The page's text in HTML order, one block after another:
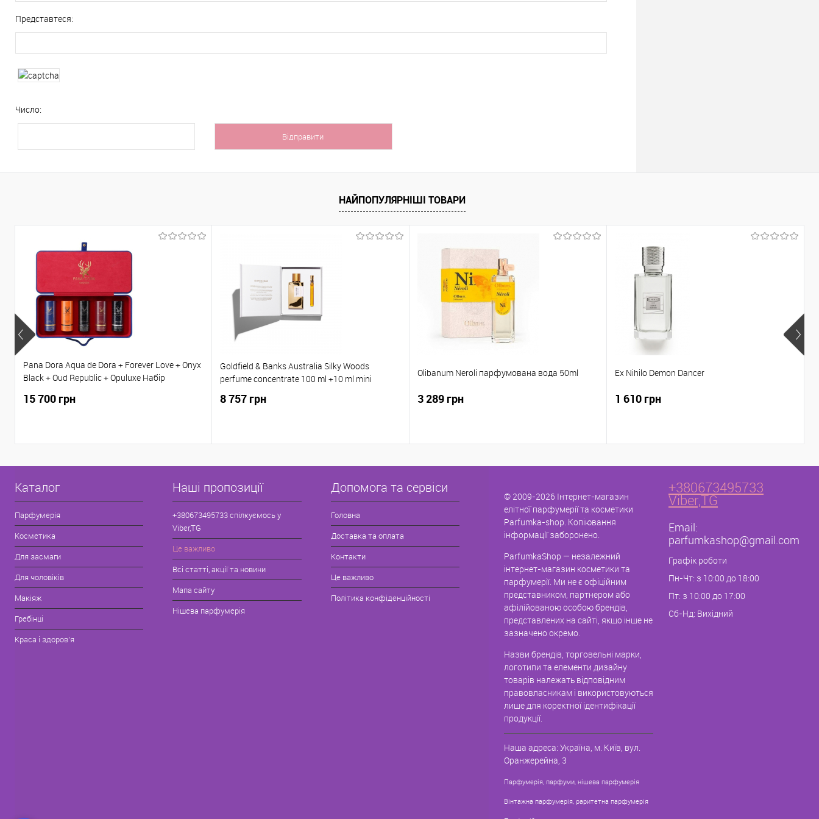
Представтеся:
Число:
НАЙПОПУЛЯРНІШІ ТОВАРИ
Pana Dora Aqua de Dora + Forever Love + Onyx
Black + Oud Republic + Opuluxe Набір
15 700 грн
Goldfield & Banks Australia Silky Woods
perfume concentrate 100 ml +10 ml mini
8 757 грн
Olibanum Neroli парфумована вода 50ml
3 289 грн
Ex Nihilo Demon Dancer
1 610 грн
Каталог
Парфумерія
Косметика
Для засмаги
Для чоловіків
Макіяж
Гребінці
Краса і здоров'я
Наші пропозиції
+380673495733 спілкуємось у
Viber,TG
Це важливо
Всі статті, акції та новини
Мапа сайту
Нішева парфумерія
Допомога та сервіси
Головна
Доставка та оплата
Контакти
Це важливо
Політика конфіденційності
© 2009-2026 Інтернет-магазин
елітної парфумерії та косметики
Parfumka-shop. Копіювання
інформації заборонено.
ParfumkaShop — незалежний
інтернет-магазин косметики та
парфумерії. Ми не є офіційним
представником, партнером або
афілійованою особою брендів,
представлених на сайті, якщо інше не
зазначено окремо.
Назви брендів, торговельні марки,
логотипи та елементи дизайну
товарів належать відповідним
правовласникам і використовуються
лише для коректної ідентифікації
продукції.
Наша адреса: Україна, м. Київ, вул.
Оранжерейна, 3
Парфумерія, парфуми, нішева парфумерія
Вінтажна парфумерія, раритетна парфумерія
+380673495733
Viber,TG
Email:
parfumkashop@gmail.com
Графік роботи
Пн-Чт: з 10:00 до 18:00
Пт: з 10:00 до 17:00
Сб-Нд: Вихідний